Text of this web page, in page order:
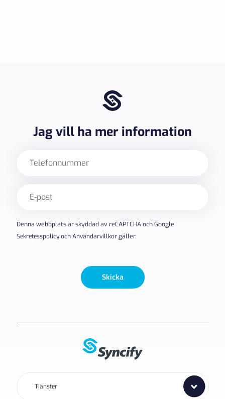
Jag vill ha mer information
post
Denna webbplats är skyddad av reCAPTCHA och Google
SekretesspolicyochAnvändarvillkorgäller.
Skicka
Tjänster